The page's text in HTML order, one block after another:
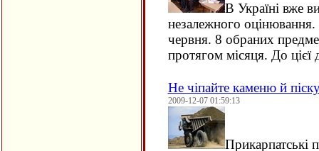
В Україні вже
незалежного
червня. 8 обраних
протягом місяця. До
Не чіпайте каменю й
2009-12-07 01:59:13
Прикарпатські